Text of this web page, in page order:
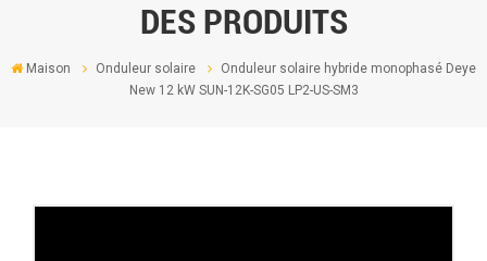
DES PRODUITS
Maison Onduleur solaire
Onduleur solaire hybride monophasé Deye
New 12 kW SUN-12K-SG05 LP2-US-SM3